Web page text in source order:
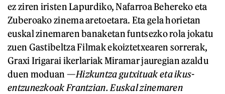
ez ziren iristen Lapurdiko, Nafarroa Behereko eta
Zuberoako zinema aretoetara. Eta gela horietan
euskal zinemaren banaketan funtsezko rola jokatu
zuen Gastibeltza Filmak ekoiztetxearen sorrerak,
Graxi Irigarai ikerlariak Miramar jauregian azaldu
duen moduan —Hizkuntza gutxituak eta ikus-
entzunezkoak Frantzian. Euskal zinemaren